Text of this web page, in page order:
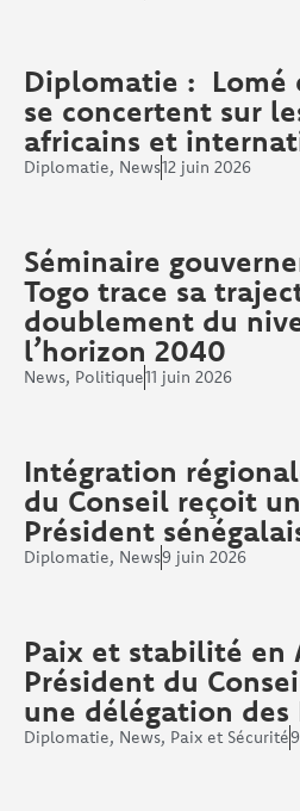
Diplomatie : Lomé
se concertent sur
africains et
Diplomatie, News12 juin 2026
Séminaire
Togo trace sa
doublement du
l’horizon 2040
News, Politique11 juin 2026
Intégration
du Conseil reçoit
Président
Diplomatie, News9 juin 2026
Paix et stabilité en
Président du
une délégation
Diplomatie, News, Paix et Sécurité